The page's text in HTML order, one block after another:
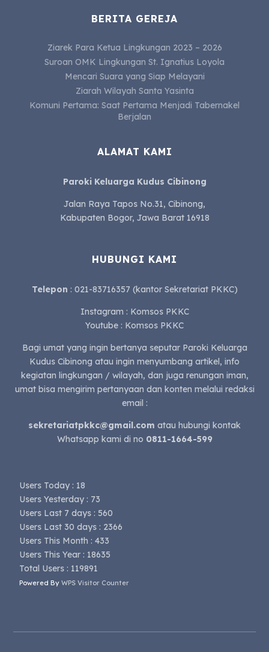
BERITA GEREJA
Ziarek Para Ketua Lingkungan 2023 – 2026
Suroan OMK Lingkungan St. Ignatius Loyola
Mencari Suara yang Siap Melayani
Ziarah Wilayah Santa Yasinta
Komuni Pertama: Saat Pertama Menjadi Tabernakel
Berjalan
ALAMAT KAMI
Paroki Keluarga Kudus Cibinong
Jalan Raya Tapos No.31, Cibinong,
Kabupaten Bogor, Jawa Barat 16918
HUBUNGI KAMI
Telepon : 021-83716357 (kantor Sekretariat PKKC)
Instagram : Komsos PKKC
Youtube : Komsos PKKC
Bagi umat yang ingin bertanya seputar Paroki Keluarga
Kudus Cibinong atau ingin menyumbang artikel, info
kegiatan lingkungan / wilayah, dan juga renungan iman,
umat bisa mengirim pertanyaan dan konten melalui redaksi
email :
sekretariatpkkc@gmail.com atau hubungi kontak
Whatsapp kami di no 0811-1664-599
Users Today : 18
Users Yesterday : 73
Users Last 7 days : 560
Users Last 30 days : 2366
Users This Month : 433
Users This Year : 18635
Total Users : 119891
Powered ByWPS Visitor Counter